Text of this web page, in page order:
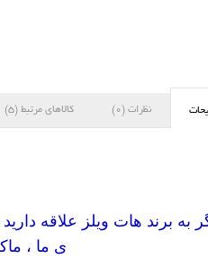
نظرات (0) کالاهای مرتبط (5)
به برند هات ویلز علاقه
ی ما ،